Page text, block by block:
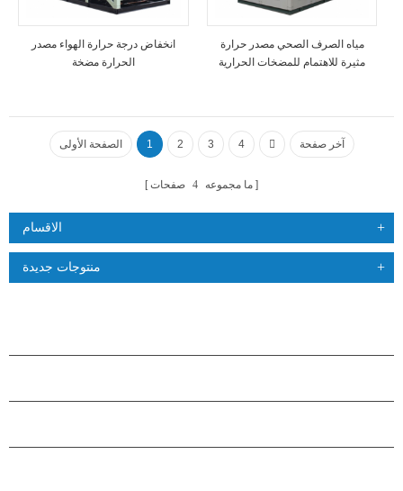
انخفاض درجة حرارة الهواء مصدر
الحرارة مضخة
مياه الصرف الصحي مصدر حرارة
مثيرة للاهتمام للمضخات الحرارية
الصفحة الأولى 1 2 3 4 آخر صفحة
ما مجموعه 4 صفحات
الاقسام
منتوجات جديدة